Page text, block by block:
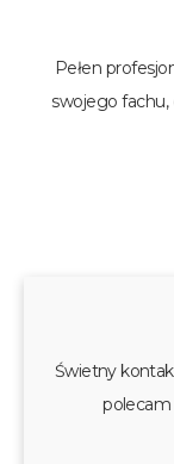
Pełen
swojego
Świetny
polecam